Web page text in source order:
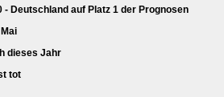
- Deutschland auf Platz 1 der Prognosen
dieses Jahr
tot